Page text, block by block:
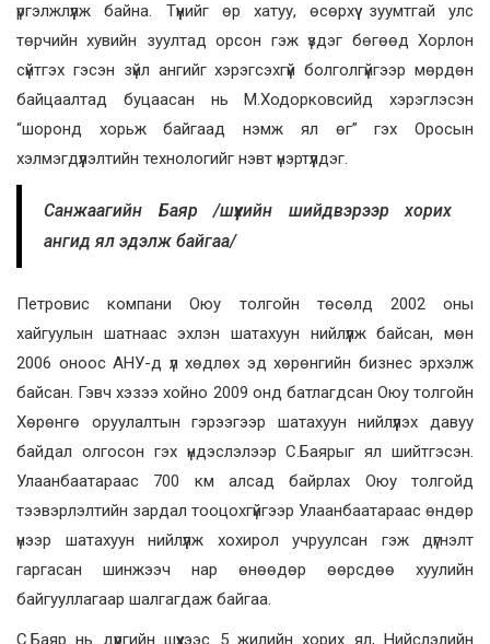
үргэлжлүүлж байна. Түүнийг өр хатуу, өсөрхүү зуумтгай улс
төрчийн хувийн зуултад орсон гэж үздэг бөгөөд Хорлон
сүйтгэх гэсэн зүйл ангийг хэрэгсэхгүй болголгүйгээр мөрдөн
байцаалтад буцаасан нь М.Ходорковсийд хэрэглэсэн
“шоронд хорьж байгаад нэмж ял өг” гэх Оросын
хэлмэгдүүлэлтийн технологийг нэвт үнэртүүлдэг.
Санжаагийн Баяр /шүүхийн шийдвэрээр хорих
ангид ял эдэлж байгаа/
Петровис компани Оюу толгойн төсөлд 2002 оны
хайгуулын шатнаас эхлэн шатахуун нийлүүлж байсан, мөн
2006 оноос АНУ-д үл хөдлөх эд хөрөнгийн бизнес эрхэлж
байсан. Гэвч хэзээ хойно 2009 онд батлагдсан Оюу толгойн
Хөрөнгө оруулалтын гэрээгээр шатахуун нийлүүлэх давуу
байдал олгосон гэх үндэслэлээр С.Баярыг ял шийтгэсэн.
Улаанбаатараас 700 км алсад байрлах Оюу толгойд
тээвэрлэлтийн зардал тооцохгүйгээр Улаанбаатараас өндөр
үнээр шатахуун нийлүүлж хохирол учруулсан гэж дүгнэлт
гаргасан шинжээч нар өнөөдөр өөрсдөө хуулийн
байгууллагаар шалгагдаж байгаа.
С.Баяр нь дүүргийн шүүхээс 5 жилийн хорих ял, Нийслэлийн